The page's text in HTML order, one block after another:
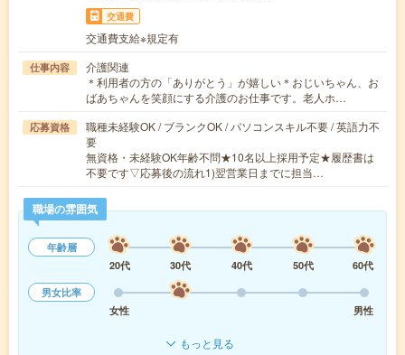
交通費
交通費支給※規定有
仕事内容
介護関連
＊利用者の方の「ありがとう」が嬉しい＊おじいちゃん、お
ばあちゃんを笑顔にする介護のお仕事です。老人ホ…
応募資格
職種未経験OK / ブランクOK / パソコンスキル不要 / 英語力不
要
無資格・未経験OK年齢不問★10名以上採用予定★履歴書は
不要です▽応募後の流れ1)翌営業日までに担当…
職場の雰囲気
年齢層
20代
30代 40代 50代
60代
男女比率
女性
男性
もっと見る